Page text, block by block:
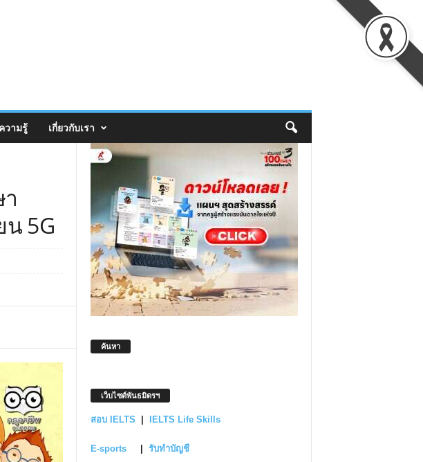
วามรู้ เกี่ยวกับเรา
น 5G
ค้นหา
เว็บไซต์พันธมิตรฯ
สอบ IELTS IELTS Life Skills
E-sports รับทำบัญชี